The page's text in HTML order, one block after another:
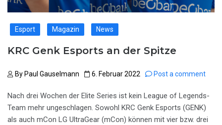
Esport Magazin News
KRC Genk Esports an der Spitze
By Paul Gauselmann 6. Februar 2022 Post a comment
Nach drei Wochen der Elite Series ist kein League of Legends-
Team mehr ungeschlagen. Sowohl KRC Genk Esports (GENK)
als auch mCon LG UltraGear (mCon) können mit vier bzw. drei